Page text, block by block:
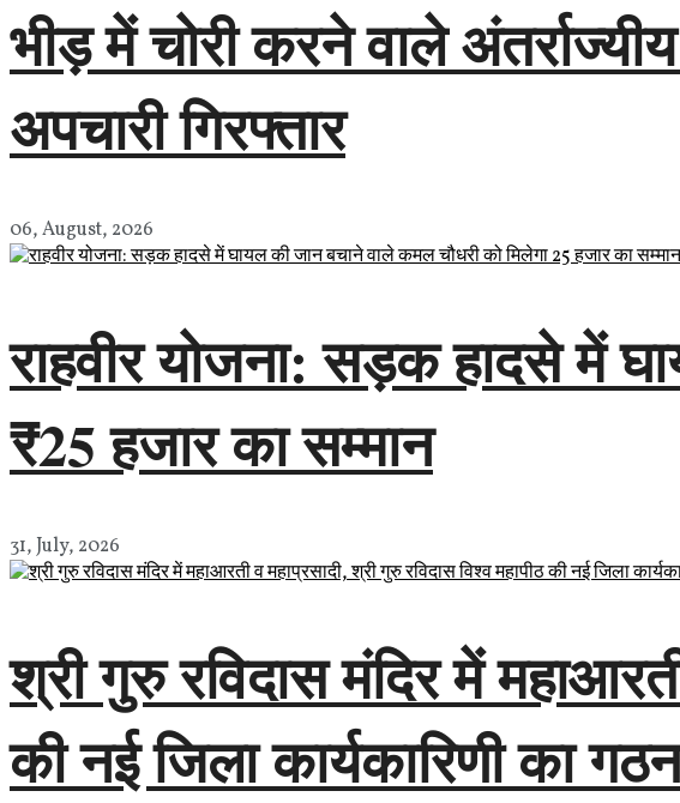
भीड़ में चोरी करने वाले
अपचारी गिरफ्तार
06, August, 2026
राहवीर योजना: सड़क हादसे में
₹25 हजार का सम्मान
31, July, 2026
श्री गुरु रविदास मंदिर में
की नई जिला कार्यकारिणी का गठन